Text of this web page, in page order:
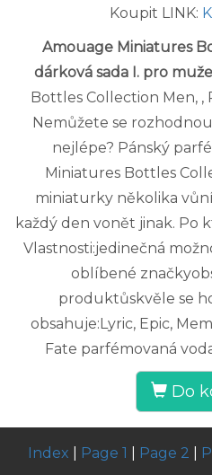
Koupit LINK:
Amouage Miniatures
dárková sada I. pro muže
Bottles Collection Men, ,
Nemůžete se
nejlépe? Pánský
Miniatures Bottles
miniaturky několika
každý den vonět jinak. Po
Vlastnosti:jedinečná
oblíbené
produktůskvěle se
obsahuje:Lyric, Epic,
Fate parfémovaná
Do
Index Page 1 Page 2